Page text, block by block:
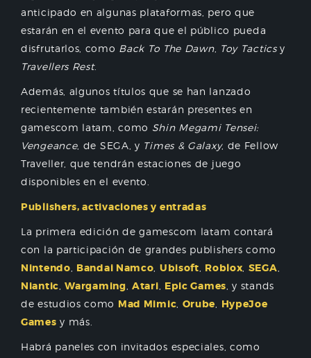
anticipado en algunas plataformas, pero que
estarán en el evento para que el público pueda
disfrutarlos, como Back To The Dawn, Toy Tacticsy
Travellers Rest.
Además, algunos títulos que se han lanzado
recientemente también estarán presentes en
gamescom latam, como Shin Megami Tensei:
Vengeance, de SEGA, y Times & Galaxy, de Fellow
Traveller, que tendrán estaciones de juego
disponibles en el evento.
Publishers, activaciones y entradas
La primera edición de gamescom latam contará
con la participación de grandes publishers como
Nintendo Bandai Namco Ubisoft Roblox SEGA
Niantic ,Wargaming ,Atari Epic Games , y stands
de estudios como Mad Mimic Orube HypeJoe
Games y más.
Habrá paneles con invitados especiales, como